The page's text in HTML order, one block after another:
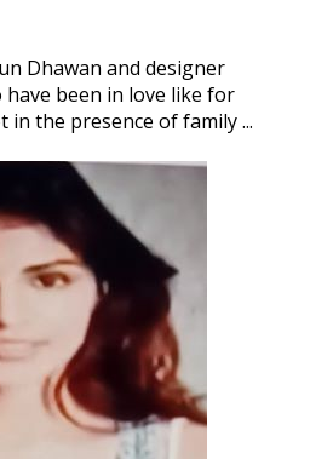
Dhawan and designer
have been in love like for
the presence of family ...